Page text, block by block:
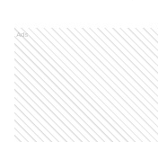
Ads